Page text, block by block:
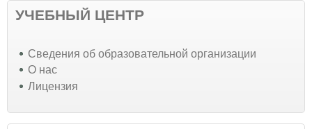
УЧЕБНЫЙ ЦЕНТР
Cведения об образовательной организации
О нас
Лицензия